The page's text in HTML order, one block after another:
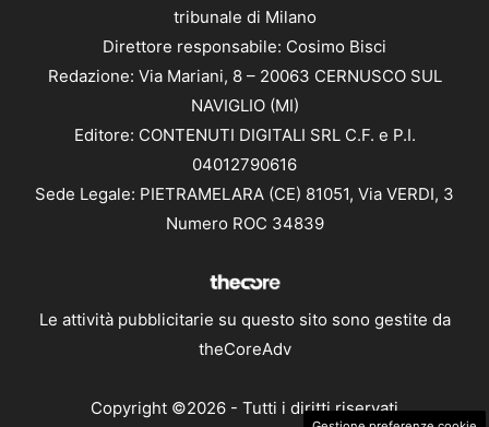
tribunale di Milano
Direttore responsabile: Cosimo Bisci
Redazione: Via Mariani, 8 – 20063 CERNUSCO SUL
NAVIGLIO (MI)
Editore: CONTENUTI DIGITALI SRL C.F. e P.I.
04012790616
Sede Legale: PIETRAMELARA (CE) 81051, Via VERDI, 3
Numero ROC 34839
Le attività pubblicitarie su questo sito sono gestite da
theCoreAdv
Copyright ©2026 - Tutti i diritti riservati